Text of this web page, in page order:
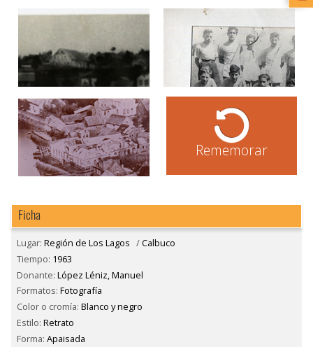
Rememorar
Ficha
Lugar: Región de Los Lagos /Calbuco
Tiempo: 1963
Donante: López Léniz, Manuel
Formatos: Fotografía
Color o cromía: Blanco y negro
Estilo: Retrato
Forma: Apaisada